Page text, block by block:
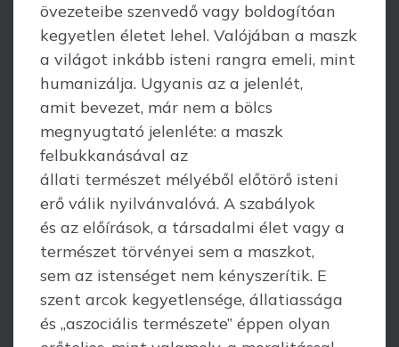
övezeteibe szenvedő vagy boldogítóan
kegyetlen életet lehel. Valójában a maszk
a világot inkább isteni rangra emeli, mint
humanizálja. Ugyanis az a jelenlét,
amit bevezet, már nem a bölcs
megnyugtató jelenléte: a maszk
felbukkanásával az
állati természet mélyéből előtörő isteni
erő válik nyilvánvalóvá. A szabályok
és az előírások, a társadalmi élet vagy a
természet törvényei sem a maszkot,
sem az istenséget nem kényszerítik. E
szent arcok kegyetlensége, állatiassága
és „aszociális természete” éppen olyan